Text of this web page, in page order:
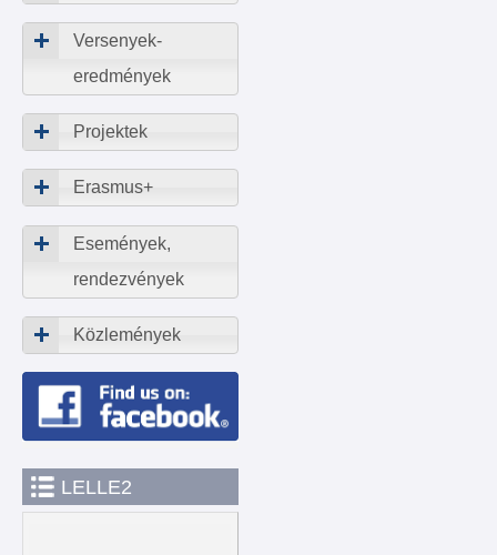
Versenyek-
eredmények
Projektek
Erasmus+
Események,
rendezvények
Közlemények
LELLE2